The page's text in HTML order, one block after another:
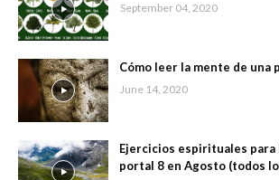
September 04, 2020
Cómo leer la mente de una
June 14, 2020
Ejercicios espirituales para
portal 8 en Agosto (todos